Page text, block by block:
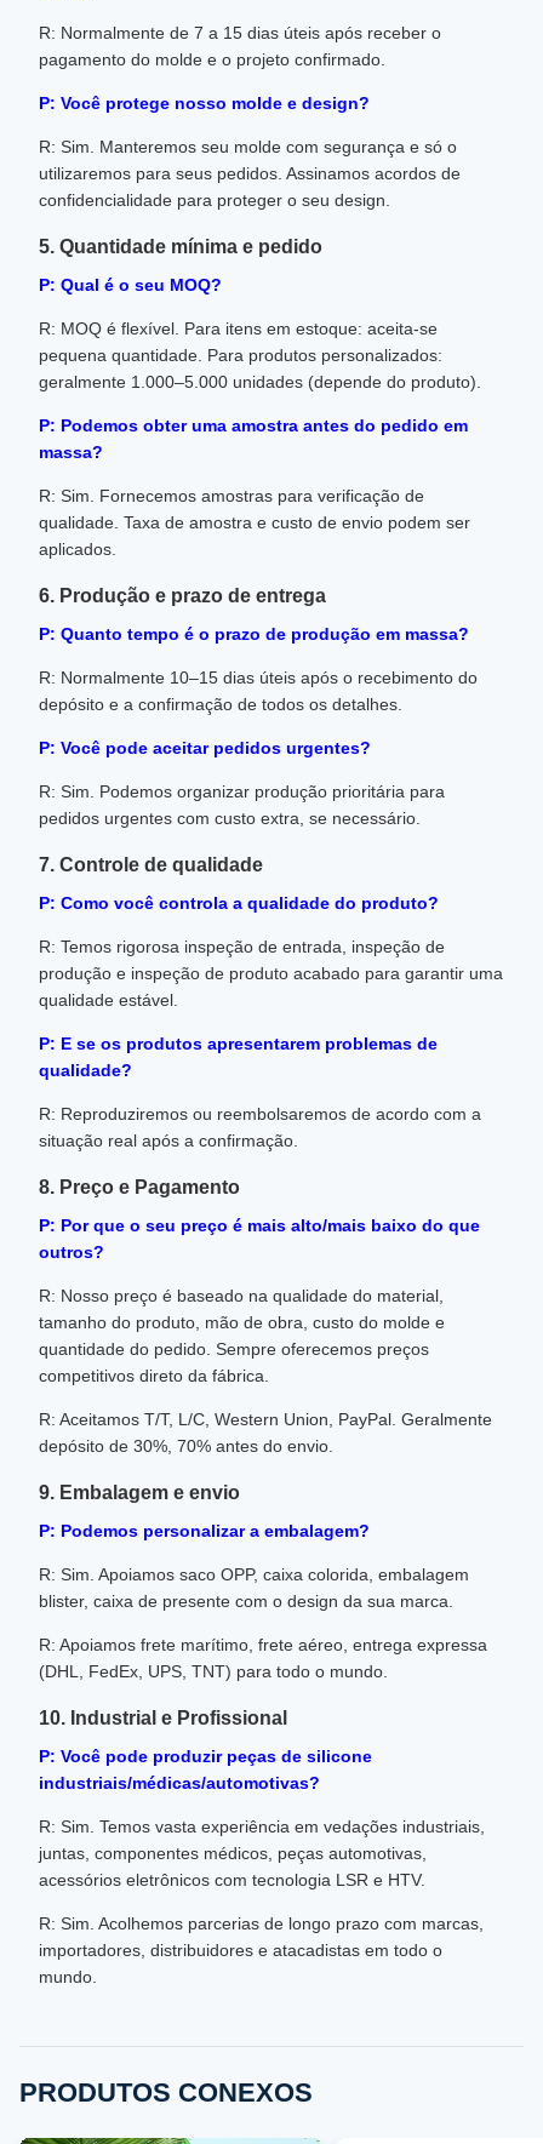
R: Normalmente de 7 a 15 dias úteis após receber o
pagamento do molde e o projeto confirmado.
P: Você protege nosso molde e design?
R: Sim. Manteremos seu molde com segurança e só o
utilizaremos para seus pedidos. Assinamos acordos de
confidencialidade para proteger o seu design.
5. Quantidade mínima e pedido
P: Qual é o seu MOQ?
R: MOQ é flexível. Para itens em estoque: aceita-se
pequena quantidade. Para produtos personalizados:
geralmente 1.000–5.000 unidades (depende do produto).
P: Podemos obter uma amostra antes do pedido em
massa?
R: Sim. Fornecemos amostras para verificação de
qualidade. Taxa de amostra e custo de envio podem ser
aplicados.
6. Produção e prazo de entrega
P: Quanto tempo é o prazo de produção em massa?
R: Normalmente 10–15 dias úteis após o recebimento do
depósito e a confirmação de todos os detalhes.
P: Você pode aceitar pedidos urgentes?
R: Sim. Podemos organizar produção prioritária para
pedidos urgentes com custo extra, se necessário.
7. Controle de qualidade
P: Como você controla a qualidade do produto?
R: Temos rigorosa inspeção de entrada, inspeção de
produção e inspeção de produto acabado para garantir uma
qualidade estável.
P: E se os produtos apresentarem problemas de
qualidade?
R: Reproduziremos ou reembolsaremos de acordo com a
situação real após a confirmação.
8. Preço e Pagamento
P: Por que o seu preço é mais alto/mais baixo do que
outros?
R: Nosso preço é baseado na qualidade do material,
tamanho do produto, mão de obra, custo do molde e
quantidade do pedido. Sempre oferecemos preços
competitivos direto da fábrica.
R: Aceitamos T/T, L/C, Western Union, PayPal. Geralmente
depósito de 30%, 70% antes do envio.
9. Embalagem e envio
P: Podemos personalizar a embalagem?
R: Sim. Apoiamos saco OPP, caixa colorida, embalagem
blister, caixa de presente com o design da sua marca.
R: Apoiamos frete marítimo, frete aéreo, entrega expressa
(DHL, FedEx, UPS, TNT) para todo o mundo.
10. Industrial e Profissional
P: Você pode produzir peças de silicone
industriais/médicas/automotivas?
R: Sim. Temos vasta experiência em vedações industriais,
juntas, componentes médicos, peças automotivas,
acessórios eletrônicos com tecnologia LSR e HTV.
R: Sim. Acolhemos parcerias de longo prazo com marcas,
importadores, distribuidores e atacadistas em todo o
mundo.
PRODUTOS CONEXOS